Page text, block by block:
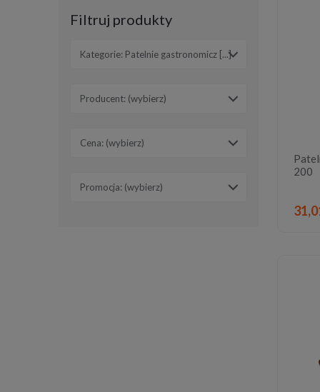
Filtruj produkty
Kategorie: Patelnie gastronomicz [...]
Producent: (wybierz)
Cena: (wybierz)
Promocja: (wybierz)
200